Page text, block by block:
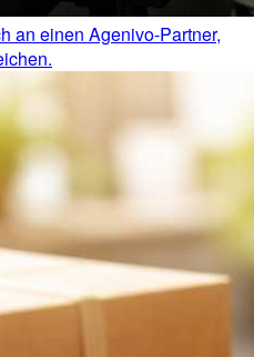
an einen Agenivo-Partner,